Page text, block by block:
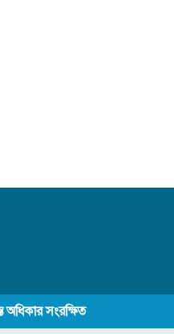
অধিকার সংরক্ষিত